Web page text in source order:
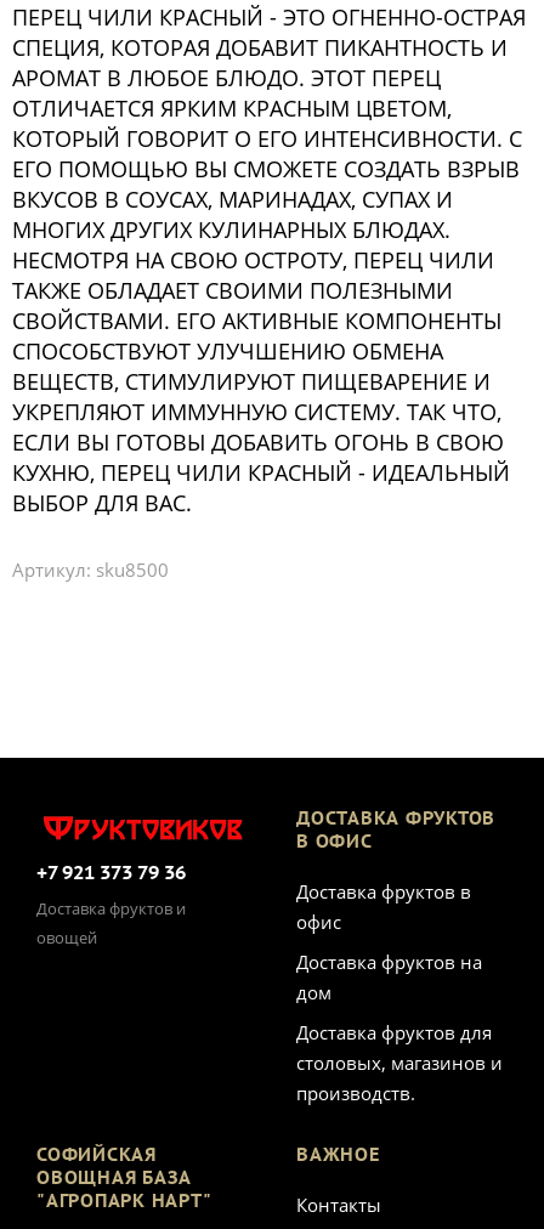
ПЕРЕЦ ЧИЛИ КРАСНЫЙ - ЭТО ОГНЕННО-ОСТРАЯ
СПЕЦИЯ, КОТОРАЯ ДОБАВИТ ПИКАНТНОСТЬ И
АРОМАТ В ЛЮБОЕ БЛЮДО. ЭТОТ ПЕРЕЦ
ОТЛИЧАЕТСЯ ЯРКИМ КРАСНЫМ ЦВЕТОМ,
КОТОРЫЙ ГОВОРИТ О ЕГО ИНТЕНСИВНОСТИ. С
ЕГО ПОМОЩЬЮ ВЫ СМОЖЕТЕ СОЗДАТЬ ВЗРЫВ
ВКУСОВ В СОУСАХ, МАРИНАДАХ, СУПАХ И
МНОГИХ ДРУГИХ КУЛИНАРНЫХ БЛЮДАХ.
НЕСМОТРЯ НА СВОЮ ОСТРОТУ, ПЕРЕЦ ЧИЛИ
ТАКЖЕ ОБЛАДАЕТ СВОИМИ ПОЛЕЗНЫМИ
СВОЙСТВАМИ. ЕГО АКТИВНЫЕ КОМПОНЕНТЫ
СПОСОБСТВУЮТ УЛУЧШЕНИЮ ОБМЕНА
ВЕЩЕСТВ, СТИМУЛИРУЮТ ПИЩЕВАРЕНИЕ И
УКРЕПЛЯЮТ ИММУННУЮ СИСТЕМУ. ТАК ЧТО,
ЕСЛИ ВЫ ГОТОВЫ ДОБАВИТЬ ОГОНЬ В СВОЮ
КУХНЮ, ПЕРЕЦ ЧИЛИ КРАСНЫЙ - ИДЕАЛЬНЫЙ
ВЫБОР ДЛЯ ВАС.
Артикул: sku8500
+7 921 373 79 36
Доставка фруктов и
овощей
ДОСТАВКА ФРУКТОВ
В ОФИС
Доставка фруктов в
офис
Доставка фруктов на
дом
Доставка фруктов для
столовых, магазинов и
производств.
СОФИЙСКАЯ
ОВОЩНАЯ БАЗА
"АГРОПАРК НАРТ"
ВАЖНОЕ
Контакты